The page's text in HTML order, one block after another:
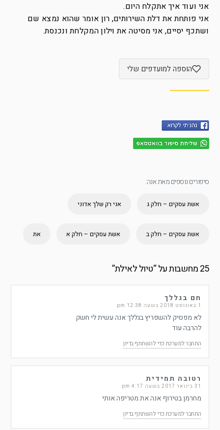
אני ועוד איך אתקלח היום.
אני פותחת את דלת השירותים, רון אומר שהוא נמצא שם
ושתכף יסיים, אני מסיטה את וילון המקלחת ונכנסת.
הוספה למועדפים שלי
סיפורים נוספים מאת אנה:
אשת עסקים – חלק ג אני רק שלך אדוני
אשת עסקים – חלק ב אשת עסקים – חלק א את
25 מחשבות על “ טיול לאילת”
חם בגללך
1 באוגוסט 2018 בשעה 12:38 pm
לא מפסיק להשפריץ בגללך אנה עשית לי חשק
להרבה עוד
התחבר למערכת כדי להשתתף בדיון
רטובה תמידית
31 בינואר 2017 בשעה 4:17 pm
מחרמן בטירוף אנה את מטריפה אותי
התחבר למערכת כדי להשתתף בדיון